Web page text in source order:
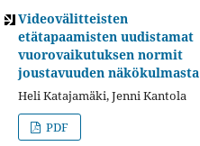
Videovälitteisten
etätapaamisten uudistamat
vuorovaikutuksen normit
joustavuuden näkökulmasta
Heli Katajamäki, Jenni Kantola
PDF